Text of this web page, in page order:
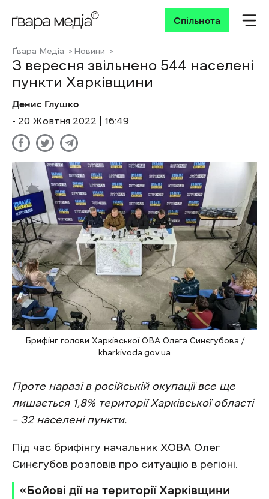
Спільнота
Ґвара Медіа Новини
З вересня звільнено 544 населені
пункти Харківщини
Денис Глушко
- 20 Жовтня 2022 | 16:49
Брифінг голови Харківської ОВА Олега Синєгубова /
kharkivoda.gov.ua
Проте наразі в російській окупації все ще
лишається 1,8% території Харківської області
– 32 населені пункти.
Під час брифінгу начальник ХОВА Олег
Синєгубов розповів про ситуацію в регіоні.
«Бойові дії на території Харківщини